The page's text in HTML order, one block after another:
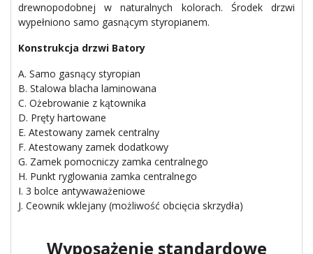
drewnopodobnej w naturalnych kolorach. Środek drzwi
wypełniono samo gasnącym styropianem.
Konstrukcja drzwi Batory
A. Samo gasnący styropian
B. Stalowa blacha laminowana
C. Ożebrowanie z kątownika
D. Pręty hartowane
E. Atestowany zamek centralny
F. Atestowany zamek dodatkowy
G. Zamek pomocniczy zamka centralnego
H. Punkt ryglowania zamka centralnego
I. 3 bolce antywaważeniowe
J. Ceownik wklejany (możliwość obcięcia skrzydła)
Wyposażenie standardowe